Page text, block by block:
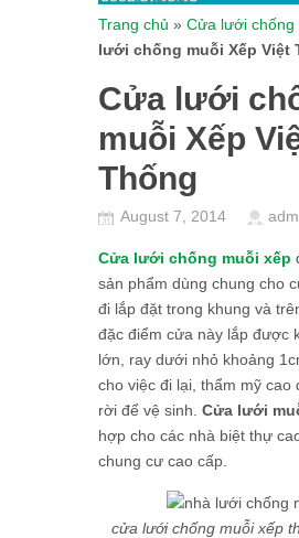
Trang chủ » Cửa lưới chống
lưới chống muỗi Xếp Việt
Cửa lưới
muỗi Xếp
Thống
August 7, 2014
Cửa lưới chống muỗi xếp
sản phẩm dùng chung cho
đi lắp đặt trong khung và
đặc điểm cửa này lắp được
lớn, ray dưới nhỏ khoảng
cho việc đi lại, thẩm mỹ cao
rời để vệ sinh. Cửa lưới
hợp cho các nhà biệt thự
chung cư cao cấp.
cửa lưới chống muỗi xếp